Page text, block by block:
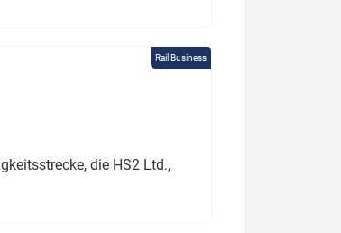
Rail Business
die HS2 Ltd.,